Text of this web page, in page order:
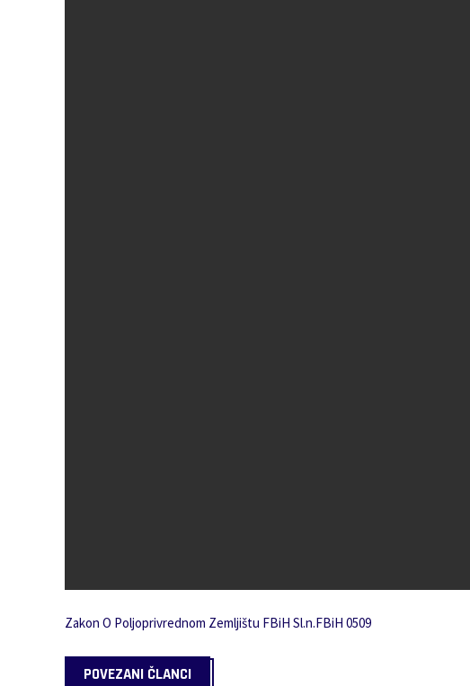
Zakon O Poljoprivrednom Zemljištu FBiH Sl.n.FBiH 0509
POVEZANI ČLANCI